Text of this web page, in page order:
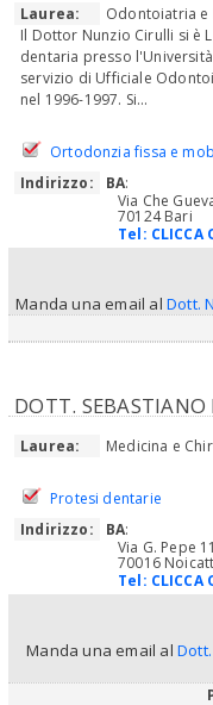
Laurea:
Odontoiatria e
Il Dottor Nunzio Cirulli si è
dentaria presso
servizio di Ufficiale
nel 1996-1997. Si...
Ortodonzia fissa e
Indirizzo:
BA:
Via Che
70124 Bari
Tel: CLICCA
Manda una email al Dott.
DOTT. SEBASTIANO
Laurea: Medicina e
Protesi dentarie
Indirizzo:
BA:
Via G. Pepe 11
70016
Tel: CLICCA
Manda una email al